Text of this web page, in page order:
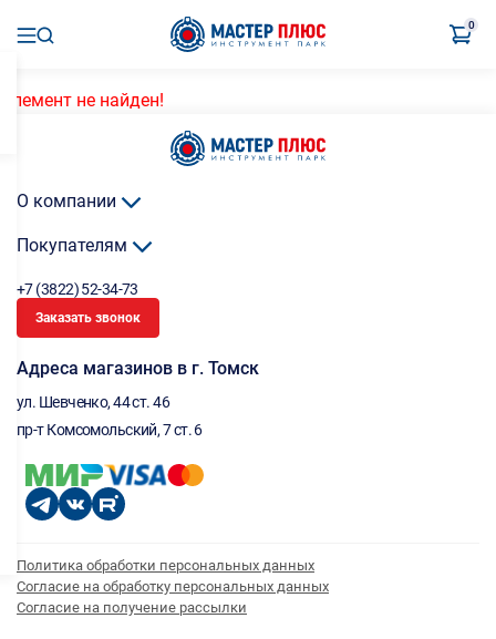
0
Элемент не найден!
О компании
Покупателям
+7 (3822) 52-34-73
Заказать звонок
Адреса магазинов в г. Томск
ул. Шевченко, 44 ст. 46
пр-т Комсомольский, 7 ст. 6
Политика обработки персональных данных
Согласие на обработку персональных данных
Согласие на получение рассылки